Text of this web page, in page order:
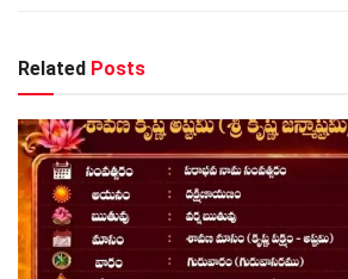
Related Posts